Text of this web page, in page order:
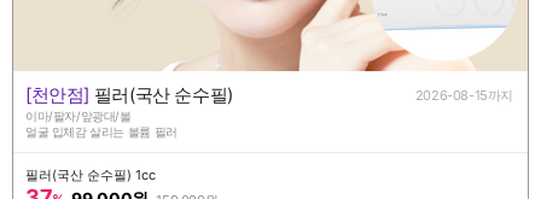
[천안점] 필러(국산 순수필) 2026-08-15까지
이마/팔자/앞광대/볼
얼굴 입체감 살리는 볼륨 필러
필러(국산 순수필) 1cc